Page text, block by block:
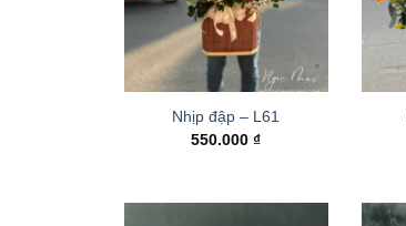
Nhịp đập – L61
550.000₫